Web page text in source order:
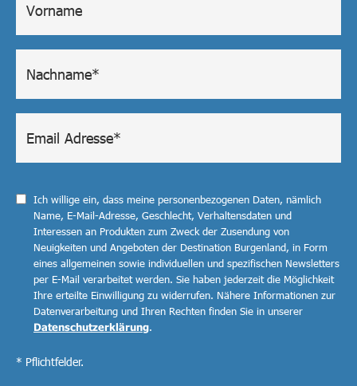
Ich willige ein, dass meine personenbezogenen Daten, nämlich
Name, E-Mail-Adresse, Geschlecht, Verhaltensdaten und
Interessen an Produkten zum Zweck der Zusendung von
Neuigkeiten und Angeboten der Destination Burgenland, in Form
eines allgemeinen sowie individuellen und spezifischen Newsletters
per E-Mail verarbeitet werden. Sie haben jederzeit die Möglichkeit
Ihre erteilte Einwilligung zu widerrufen. Nähere Informationen zur
Datenverarbeitung und Ihren Rechten finden Sie in unserer
Datenschutzerklärung.
* Pflichtfelder.